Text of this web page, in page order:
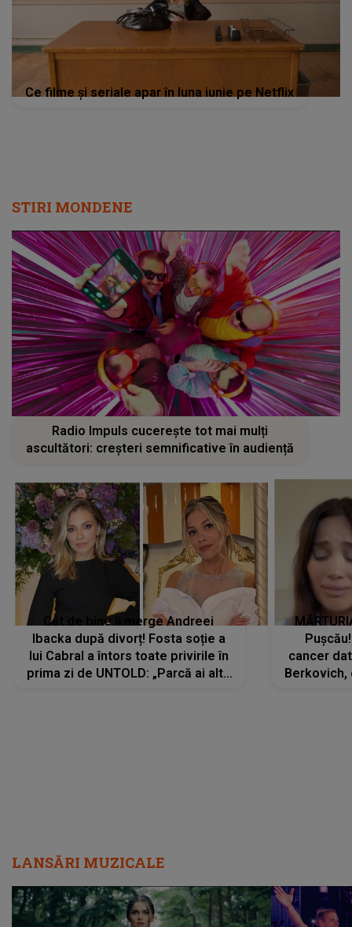
Ce filme și seriale apar în luna iunie pe Netflix
STIRI MONDENE
Radio Impuls cucerește tot mai mulți
ascultători: creșteri semnificative în audiență
Cât de bine îi merge Andreei
Ibacka după divorț! Fosta soție a
lui Cabral a întors toate privirile în
prima zi de UNTOLD: „Parcă ai altă
cancer
Berkovich,
LANSĂRI MUZICALE